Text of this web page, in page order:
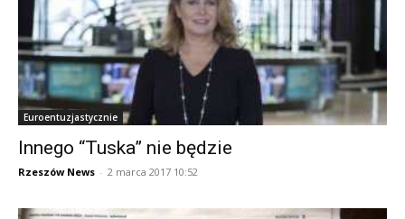
Euroentuzjastycznie
Innego “Tuska” nie będzie
Rzeszów News - 2 marca 2017 10:52